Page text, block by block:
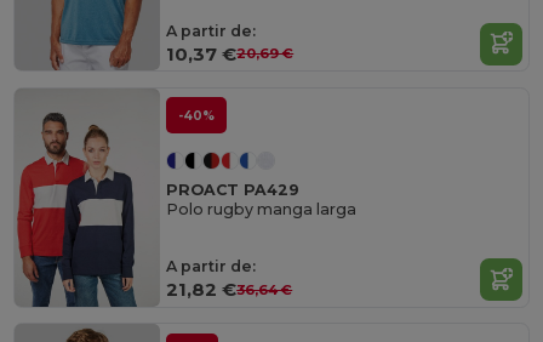
A partir de:
10,37 €20,69 €
-40%
PROACT PA429
Polo rugby manga larga
A partir de:
21,82 €36,64 €